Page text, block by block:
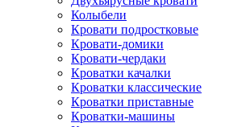
Колыбели
Кровати подростковые
Кровати-домики
Кровати-чердаки
Кроватки качалки
Кроватки классические
Кроватки приставные
Кроватки-машины